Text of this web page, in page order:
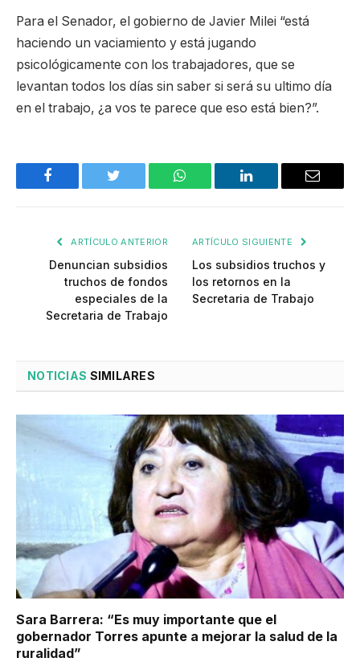
Para el Senador, el gobierno de Javier Milei “está
haciendo un vaciamiento y está jugando
psicológicamente con los trabajadores, que se
levantan todos los días sin saber si será su ultimo día
en el trabajo, ¿a vos te parece que eso está bien?”.
Facebook Twitter WhatsApp LinkedIn Email
ARTÍCULO ANTERIOR
Denuncian subsidios
truchos de fondos
especiales de la
Secretaria de Trabajo
ARTÍCULO SIGUIENTE
Los subsidios truchos y
los retornos en la
Secretaria de Trabajo
NOTICIAS SIMILARES
Sara Barrera: “Es muy importante que el
gobernador Torres apunte a mejorar la salud de la
ruralidad”